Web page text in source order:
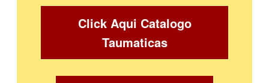
Click Aqui Catalogo
Taumaticas